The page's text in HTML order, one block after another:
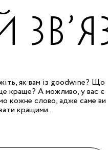
як вам із goodwine? Що
краще? А можливо, у вас є
кожне слово, адже саме ви
кращими.